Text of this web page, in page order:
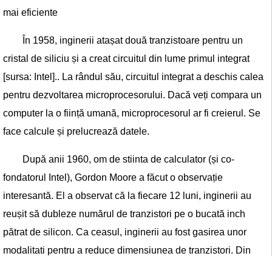
mai eficiente
În 1958, inginerii atașat două tranzistoare pentru un
cristal de siliciu și a creat circuitul din lume primul integrat
[sursa: Intel].. La rândul său, circuitul integrat a deschis calea
pentru dezvoltarea microprocesorului. Dacă veți compara un
computer la o ființă umană, microprocesorul ar fi creierul. Se
face calcule și prelucrează datele.
După anii 1960, om de stiinta de calculator (și co-
fondatorul Intel), Gordon Moore a făcut o observație
interesantă. El a observat că la fiecare 12 luni, inginerii au
reușit să dubleze numărul de tranzistori pe o bucată inch
pătrat de silicon. Ca ceasul, inginerii au fost gasirea unor
modalitati pentru a reduce dimensiunea de tranzistori. Din